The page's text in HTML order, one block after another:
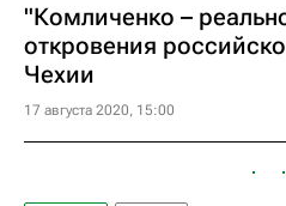
"Комличенко –
откровения
Чехии
17 августа 2020, 15:00